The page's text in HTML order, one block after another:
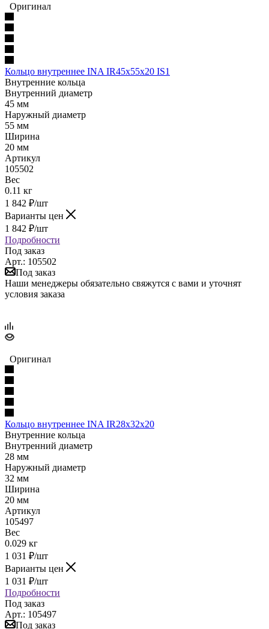
Оригинал
Кольцо внутреннее INA IR45x55x20 IS1
Внутренние кольца
Внутренний диаметр
45 мм
Наружный диаметр
55 мм
Ширина
20 мм
Артикул
105502
Вес
0.11 кг
1 842 ₽/шт
Варианты цен
1 842 ₽/шт
Подробности
Под заказ
Арт.: 105502
Под заказ
Наши менеджеры обязательно свяжутся с вами и уточнят
условия заказа
Оригинал
Кольцо внутреннее INA IR28x32x20
Внутренние кольца
Внутренний диаметр
28 мм
Наружный диаметр
32 мм
Ширина
20 мм
Артикул
105497
Вес
0.029 кг
1 031 ₽/шт
Варианты цен
1 031 ₽/шт
Подробности
Под заказ
Арт.: 105497
Под заказ